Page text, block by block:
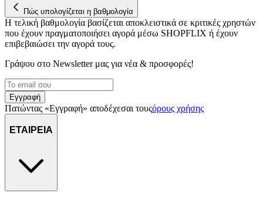
Πώς υπολογίζεται η βαθμολογία
Η τελική βαθμολογία βασίζεται αποκλειστικά σε κριτικές χρηστών
που έχουν πραγματοποιήσει αγορά μέσω SHOPFLIX ή έχουν
επιβεβαιώσει την αγορά τους.
Γράψου στο Νewsletter μας για νέα & προσφορές!
Εγγραφή
Πατώντας «Εγγραφή» αποδέχεσαι τουςόρους χρήσης
ΕΤΑΙΡΕΙΑ